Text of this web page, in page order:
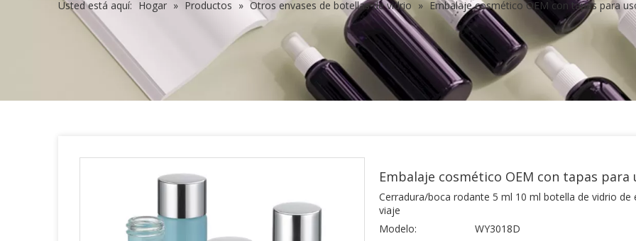
Usted está aquí: Hogar » Productos » Otros envases de botellas de vidrio » Embalaje cosmético OEM con tapas para
Embalaje cosmético OEM con tapas para
Cerradura/boca rodante 5 ml 10 ml botella de vidrio
viaje
Modelo:
WY3018D